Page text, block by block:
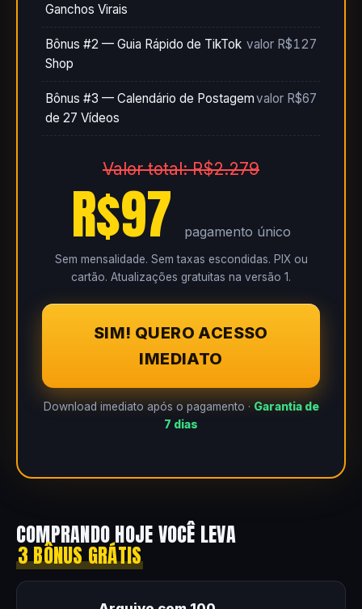
Ganchos Virais
Bônus #2 — Guia Rápido de TikTok
Shop
valor R$127
Bônus #3 — Calendário de Postagem
de 27 Vídeos
valor R$67
Valor total: R$2.279
R$97 pagamento único
Sem mensalidade. Sem taxas escondidas. PIX ou
cartão. Atualizações gratuitas na versão 1.
SIM! QUERO ACESSO
IMEDIATO
Download imediato após o pagamento · Garantia de
7 dias
COMPRANDO HOJE VOCÊ LEVA
3 BÔNUS GRÁTIS